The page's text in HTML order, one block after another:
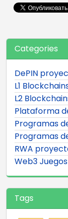
Categories
DePIN
L1
L2
Plataforma
Programas
Programas
RWA
Web3 Juegos
Tags